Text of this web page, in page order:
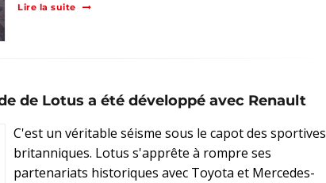
Lire la suite
de Lotus a été développé avec Renault
C'est un véritable séisme sous le capot des sportives
britanniques. Lotus s'apprête à rompre ses
partenariats historiques avec Toyota et Mercedes-